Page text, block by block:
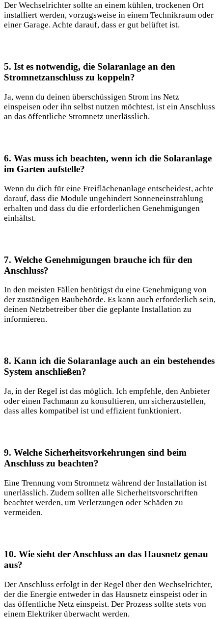
Der Wechselrichter⁣ sollte an einem kühlen,‌ trockenen Ort
installiert werden, vorzugsweise in einem Technikraum oder
einer Garage. Achte darauf, dass⁢ er gut belüftet ist.
5. Ist es notwendig, die Solaranlage an‍ den
Stromnetzanschluss zu koppeln?
Ja, wenn ‌du​ deinen überschüssigen Strom ins Netz
einspeisen oder ihn selbst nutzen möchtest, ist ein Anschluss
an das öffentliche Stromnetz unerlässlich.
6. Was ⁤muss ich beachten, wenn‌ ich die ⁢Solaranlage​
im ‍Garten aufstelle?
Wenn du dich ‌für ‍eine Freiflächenanlage ⁣entscheidest, achte
‌darauf, dass die Module‌ ungehindert Sonneneinstrahlung
erhalten und dass du die erforderlichen​ Genehmigungen
‌einhältst.
7. Welche Genehmigungen brauche ich für den⁤
Anschluss?
In ⁤den ‍meisten Fällen benötigst du eine Genehmigung ‍von
der zuständigen Baubehörde. Es kann ‍auch erforderlich sein,
deinen Netzbetreiber über die geplante Installation zu
informieren.
8. Kann ich ⁤die Solaranlage auch an ⁢ein bestehendes
System anschließen?
Ja, ​in der Regel ist das möglich. Ich empfehle, den Anbieter
oder einen Fachmann ‌zu konsultieren, um sicherzustellen,⁣
dass alles kompatibel ist ‌und effizient funktioniert.
9. Welche ⁤Sicherheitsvorkehrungen​ sind beim
Anschluss zu beachten?
Eine Trennung vom Stromnetz während ⁢der Installation ist
⁢unerlässlich.⁤ Zudem sollten alle Sicherheitsvorschriften
beachtet ‍werden,⁤ um Verletzungen oder Schäden zu
vermeiden.
10. ⁣Wie⁢ sieht der Anschluss an das Hausnetz genau
aus?
Der Anschluss erfolgt in der⁣ Regel ​über den Wechselrichter,
⁣der die Energie entweder in das Hausnetz​ einspeist oder in⁤
das ⁢öffentliche ⁢Netz ⁣einspeist. ‍Der Prozess⁣ sollte stets von
einem Elektriker überwacht ‍werden.